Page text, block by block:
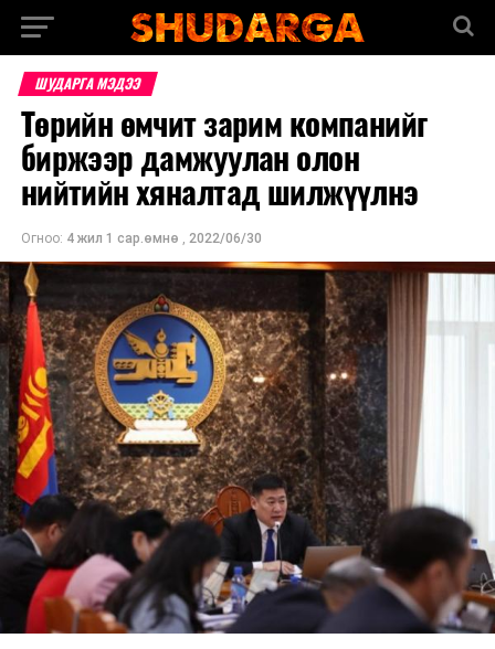
ШУДАРГА МЭДЭЭ
Төрийн өмчит зарим компанийг
биржээр дамжуулан олон
нийтийн хяналтад шилжүүлнэ
Огноо: 4 жил 1 сар.өмнө , 2022/06/30